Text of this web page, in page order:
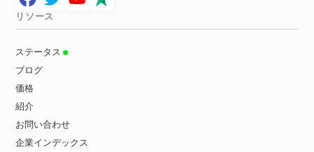
リソース
ステータス
ブログ
価格
紹介
お問い合わせ
企業インデックス